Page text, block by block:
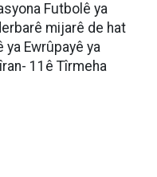
Futbolê ya
mijarê de hat
ya Ewrûpayê ya
11ê Tîrmeha